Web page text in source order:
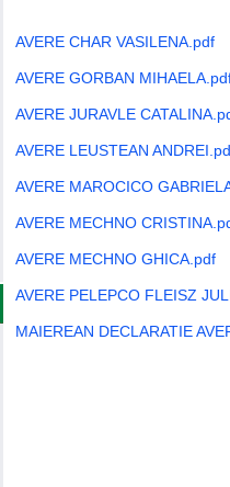
AVERE CHAR VASILENA.pdf
AVERE GORBAN
AVERE JURAVLE
AVERE LEUSTEAN
AVERE MAROCICO
AVERE MECHNO
AVERE MECHNO GHICA.pdf
AVERE PELEPCO FLEISZ
MAIEREAN DECLARATIE